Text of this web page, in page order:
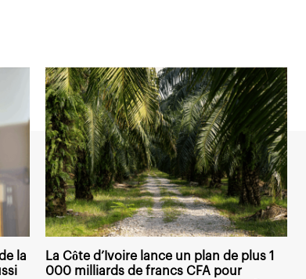
la
La Côte d’Ivoire lance un plan de plus 1
000 milliards de francs CFA pour